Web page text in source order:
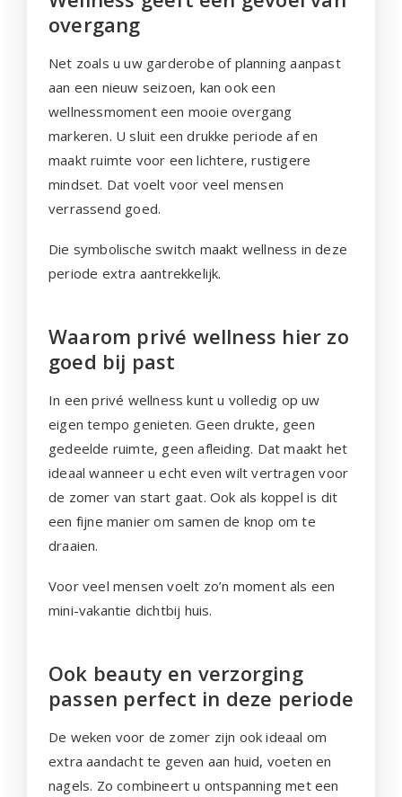
overgang
Net zoals u uw garderobe of planning aanpast
aan een nieuw seizoen, kan ook een
wellnessmoment een mooie overgang
markeren. U sluit een drukke periode af en
maakt ruimte voor een lichtere, rustigere
mindset. Dat voelt voor veel mensen
verrassend goed.
Die symbolische switch maakt wellness in deze
periode extra aantrekkelijk.
Waarom privé wellness hier zo
goed bij past
In een privé wellness kunt u volledig op uw
eigen tempo genieten. Geen drukte, geen
gedeelde ruimte, geen afleiding. Dat maakt het
ideaal wanneer u echt even wilt vertragen voor
de zomer van start gaat. Ook als koppel is dit
een fijne manier om samen de knop om te
draaien.
Voor veel mensen voelt zo’n moment als een
mini-vakantie dichtbij huis.
Ook beauty en verzorging
passen perfect in deze periode
De weken voor de zomer zijn ook ideaal om
extra aandacht te geven aan huid, voeten en
nagels. Zo combineert u ontspanning met een